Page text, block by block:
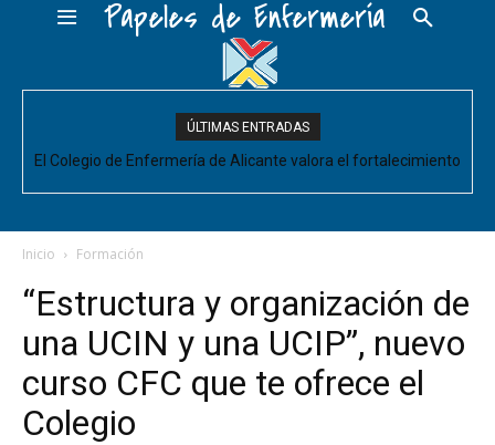
Papeles de Enfermería
ÚLTIMAS ENTRADAS
El Colegio de Enfermería de Alicante valora el fortalecimiento
acompañe de decisiones estructurales para...
Inicio Formación
“Estructura y organización de
una UCIN y una UCIP”, nuevo
curso CFC que te ofrece el
Colegio